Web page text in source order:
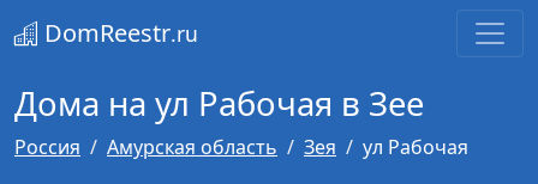
DomReestr.ru
Дома на ул Рабочая в Зее
Россия Амурская область Зея
ул Рабочая